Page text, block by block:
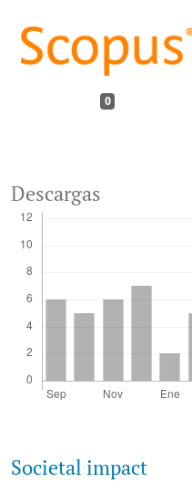
0
Descargas
Societal impact